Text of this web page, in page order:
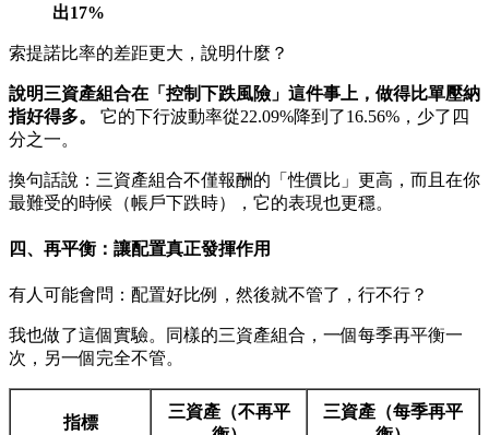
出17%
索提諾比率的差距更大，說明什麼？
說明三資產組合在「控制下跌風險」這件事上，做得比單壓納
指好得多。
它的下行波動率從22.09%降到了16.56%，少了四
分之一。
換句話說：三資產組合不僅報酬的「性價比」更高，而且在你
最難受的時候（帳戶下跌時），它的表現也更穩。
四、再平衡：讓配置真正發揮作用
有人可能會問：配置好比例，然後就不管了，行不行？
我也做了這個實驗。同樣的三資產組合，一個每季再平衡一
次，另一個完全不管。
指標
三資產（不再平
三資產（每季再平